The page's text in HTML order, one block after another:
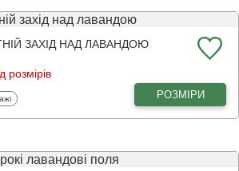
ЗАХІД НАД ЛАВАНДОЮ
розмірів
РОЗМІРИ